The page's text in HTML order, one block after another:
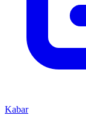
Kabar